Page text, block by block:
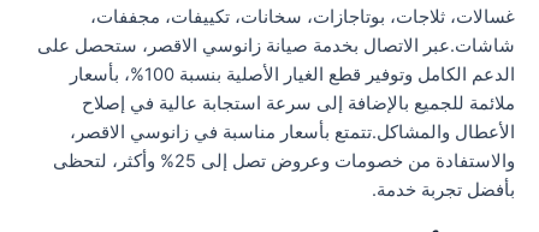
غسالات، ثلاجات، بوتاجازات، سخانات، تكييفات، مجففات،
شاشات.عبر الاتصال بخدمة صيانة زانوسي الاقصر، ستحصل على
الدعم الكامل وتوفير قطع الغيار الأصلية بنسبة 100%، بأسعار
ملائمة للجميع بالإضافة إلى سرعة استجابة عالية في إصلاح
الأعطال والمشاكل.تتمتع بأسعار مناسبة في زانوسي الاقصر،
والاستفادة من خصومات وعروض تصل إلى 25% وأكثر، لتحظى
بأفضل تجربة خدمة.